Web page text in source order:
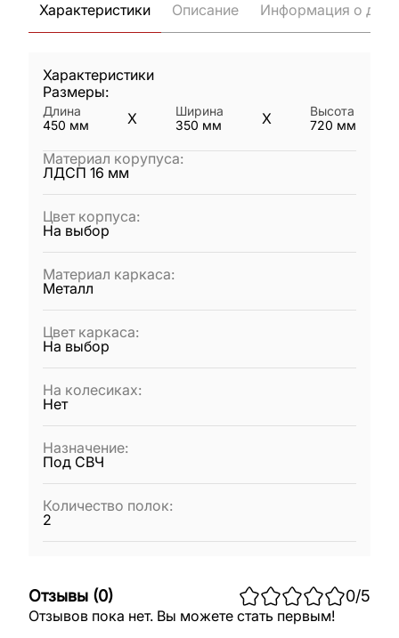
Характеристики Описание Информация о
Характеристики
Размеры:
Длина
450 мм X
Ширина
350 мм X
Высота
720 мм
Материал корупуса:
ЛДСП 16 мм
Цвет корпуса:
На выбор
Материал каркаса:
Металл
Цвет каркаса:
На выбор
На колесиках:
Нет
Назначение:
Под СВЧ
Количество полок:
2
Отзывы (0) 0/5
Отзывов пока нет. Вы можете стать первым!